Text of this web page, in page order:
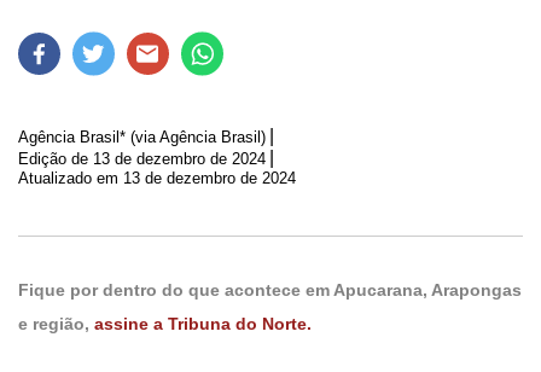
Agência Brasil* (via Agência Brasil)
Edição de 13 de dezembro de 2024
Atualizado em 13 de dezembro de 2024
Fique por dentro do que acontece em Apucarana, Arapongas
e região, assine a Tribuna do Norte.